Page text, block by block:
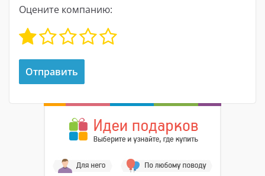
Оцените компанию: